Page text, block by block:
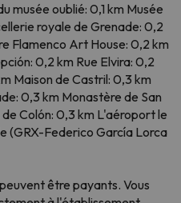
musée oublié: 0,1 km Musée
royale de Grenade: 0,2
Flamenco Art House: 0,2 km
0,2 km Rue Elvira: 0,2
Maison de Castril: 0,3 km
0,3 km Monastère de San
Colón: 0,3 km L'aéroport le
(GRX-Federico García Lorca
être payants. Vous